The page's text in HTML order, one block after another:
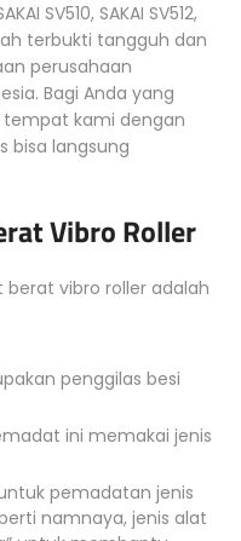
SV510, SAKAI SV512,
terbukti tangguh dan
perusahaan
Bagi Anda yang
kami dengan
bisa langsung
Vibro Roller
vibro roller adalah
penggilas besi
ini memakai jenis
pemadatan jenis
namnaya, jenis alat